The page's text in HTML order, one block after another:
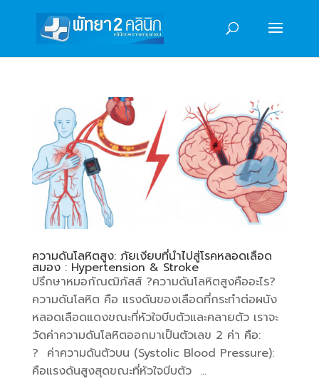
ความดันโลหิตสูง: ภัยเงียบที่นำไปสู่โรคหลอดเลือด
สมอง : Hypertension & Stroke
ปรึกษาหมอกัณฒิภัสส์ ?ความดันโลหิตสูงคืออะไร?
ความดันโลหิต คือ แรงดันของเลือดที่กระทำต่อผนัง
หลอดเลือดแดงขณะที่หัวใจบีบตัวและคลายตัว เราจะ
วัดค่าความดันโลหิตออกมาเป็นตัวเลข 2 ค่า คือ:
? ค่าความดันตัวบน (Systolic Blood Pressure):
คือแรงดันสูงสุดขณะที่หัวใจบีบตัว ...